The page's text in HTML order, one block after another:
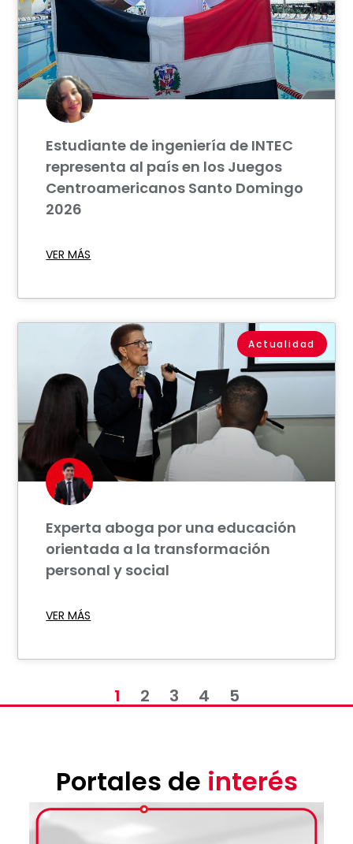
Estudiante de ingeniería de INTEC
representa al país en los Juegos
Centroamericanos Santo Domingo
2026
VER MÁS
Actualidad
Experta aboga por una educación
orientada a la transformación
personal y social
VER MÁS
1 2 3 4 5
Portales de interés